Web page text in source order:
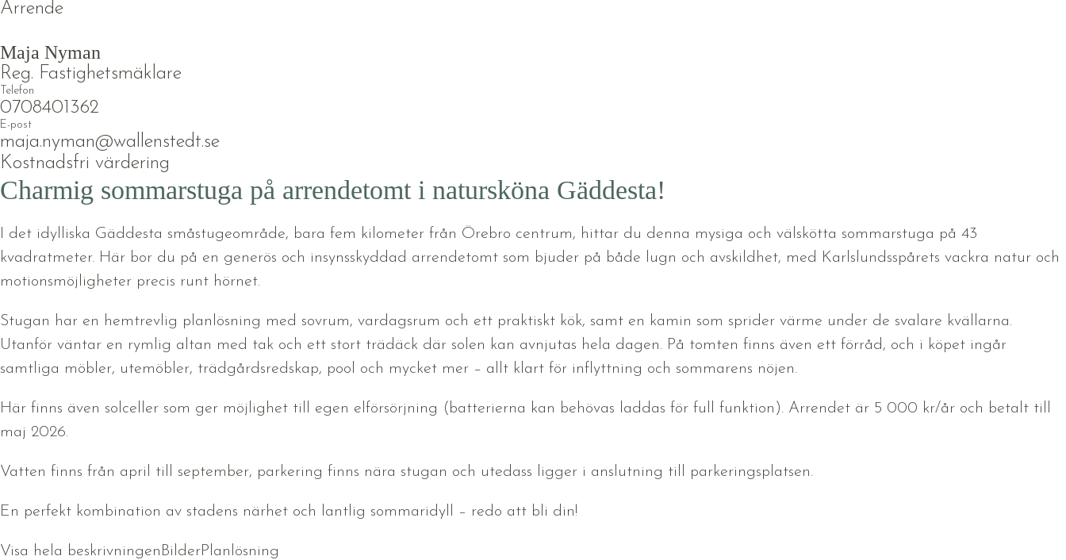
Arrende
Maja Nyman
Reg. Fastighetsmäklare
Telefon
0708401362
E-post
maja.nyman@wallenstedt.se
Kostnadsfri värdering
Charmig sommarstuga på arrendetomt i natursköna Gäddesta!
I det idylliska Gäddesta småstugeområde, bara fem kilometer från Örebro centrum, hittar du denna mysiga och välskötta sommarstuga på 43
kvadratmeter. Här bor du på en generös och insynsskyddad arrendetomt som bjuder på både lugn och avskildhet, med Karlslundsspårets vackra natur och
motionsmöjligheter precis runt hörnet.
Stugan har en hemtrevlig planlösning med sovrum, vardagsrum och ett praktiskt kök, samt en kamin som sprider värme under de svalare kvällarna.
Utanför väntar en rymlig altan med tak och ett stort trädäck där solen kan avnjutas hela dagen. På tomten finns även ett förråd, och i köpet ingår
samtliga möbler, utemöbler, trädgårdsredskap, pool och mycket mer – allt klart för inflyttning och sommarens nöjen.
Här finns även solceller som ger möjlighet till egen elförsörjning (batterierna kan behövas laddas för full funktion). Arrendet är 5 000 kr/år och betalt till
maj 2026.
Vatten finns från april till september, parkering finns nära stugan och utedass ligger i anslutning till parkeringsplatsen.
En perfekt kombination av stadens närhet och lantlig sommaridyll – redo att bli din!
Visa hela beskrivningen BilderPlanlösning